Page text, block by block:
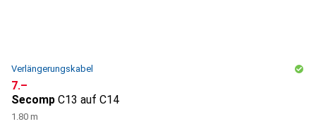
Verlängerungskabel
CHF
7.–
Secomp C13 auf C14
1.80 m